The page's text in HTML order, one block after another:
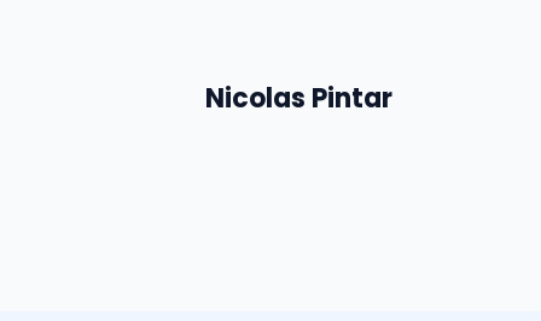
Nicolas Pintar